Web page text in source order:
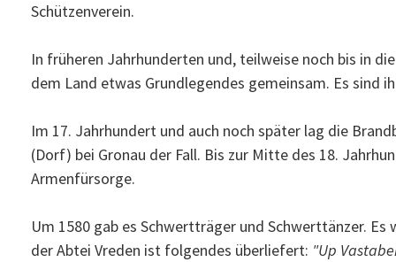
Schützenverein.
In früheren Jahrhunderten und, teilweise noch bis in
dem Land etwas Grundlegendes gemeinsam. Es sind
Im 17. Jahrhundert und auch noch später lag die
(Dorf) bei Gronau der Fall. Bis zur Mitte des 18.
Armenfürsorge.
Um 1580 gab es Schwertträger und Schwerttänzer.
der Abtei Vreden ist folgendes überliefert: "Up